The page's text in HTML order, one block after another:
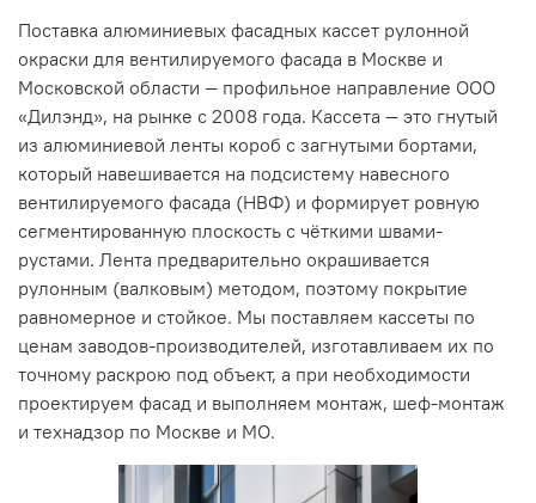
Поставка алюминиевых фасадных кассет рулонной
окраски для вентилируемого фасада в Москве и
Московской области — профильное направление ООО
«Дилэнд», на рынке с 2008 года. Кассета — это гнутый
из алюминиевой ленты короб с загнутыми бортами,
который навешивается на подсистему навесного
вентилируемого фасада (НВФ) и формирует ровную
сегментированную плоскость с чёткими швами-
рустами. Лента предварительно окрашивается
рулонным (валковым) методом, поэтому покрытие
равномерное и стойкое. Мы поставляем кассеты по
ценам заводов-производителей, изготавливаем их по
точному раскрою под объект, а при необходимости
проектируем фасад и выполняем монтаж, шеф-монтаж
и технадзор по Москве и МО.